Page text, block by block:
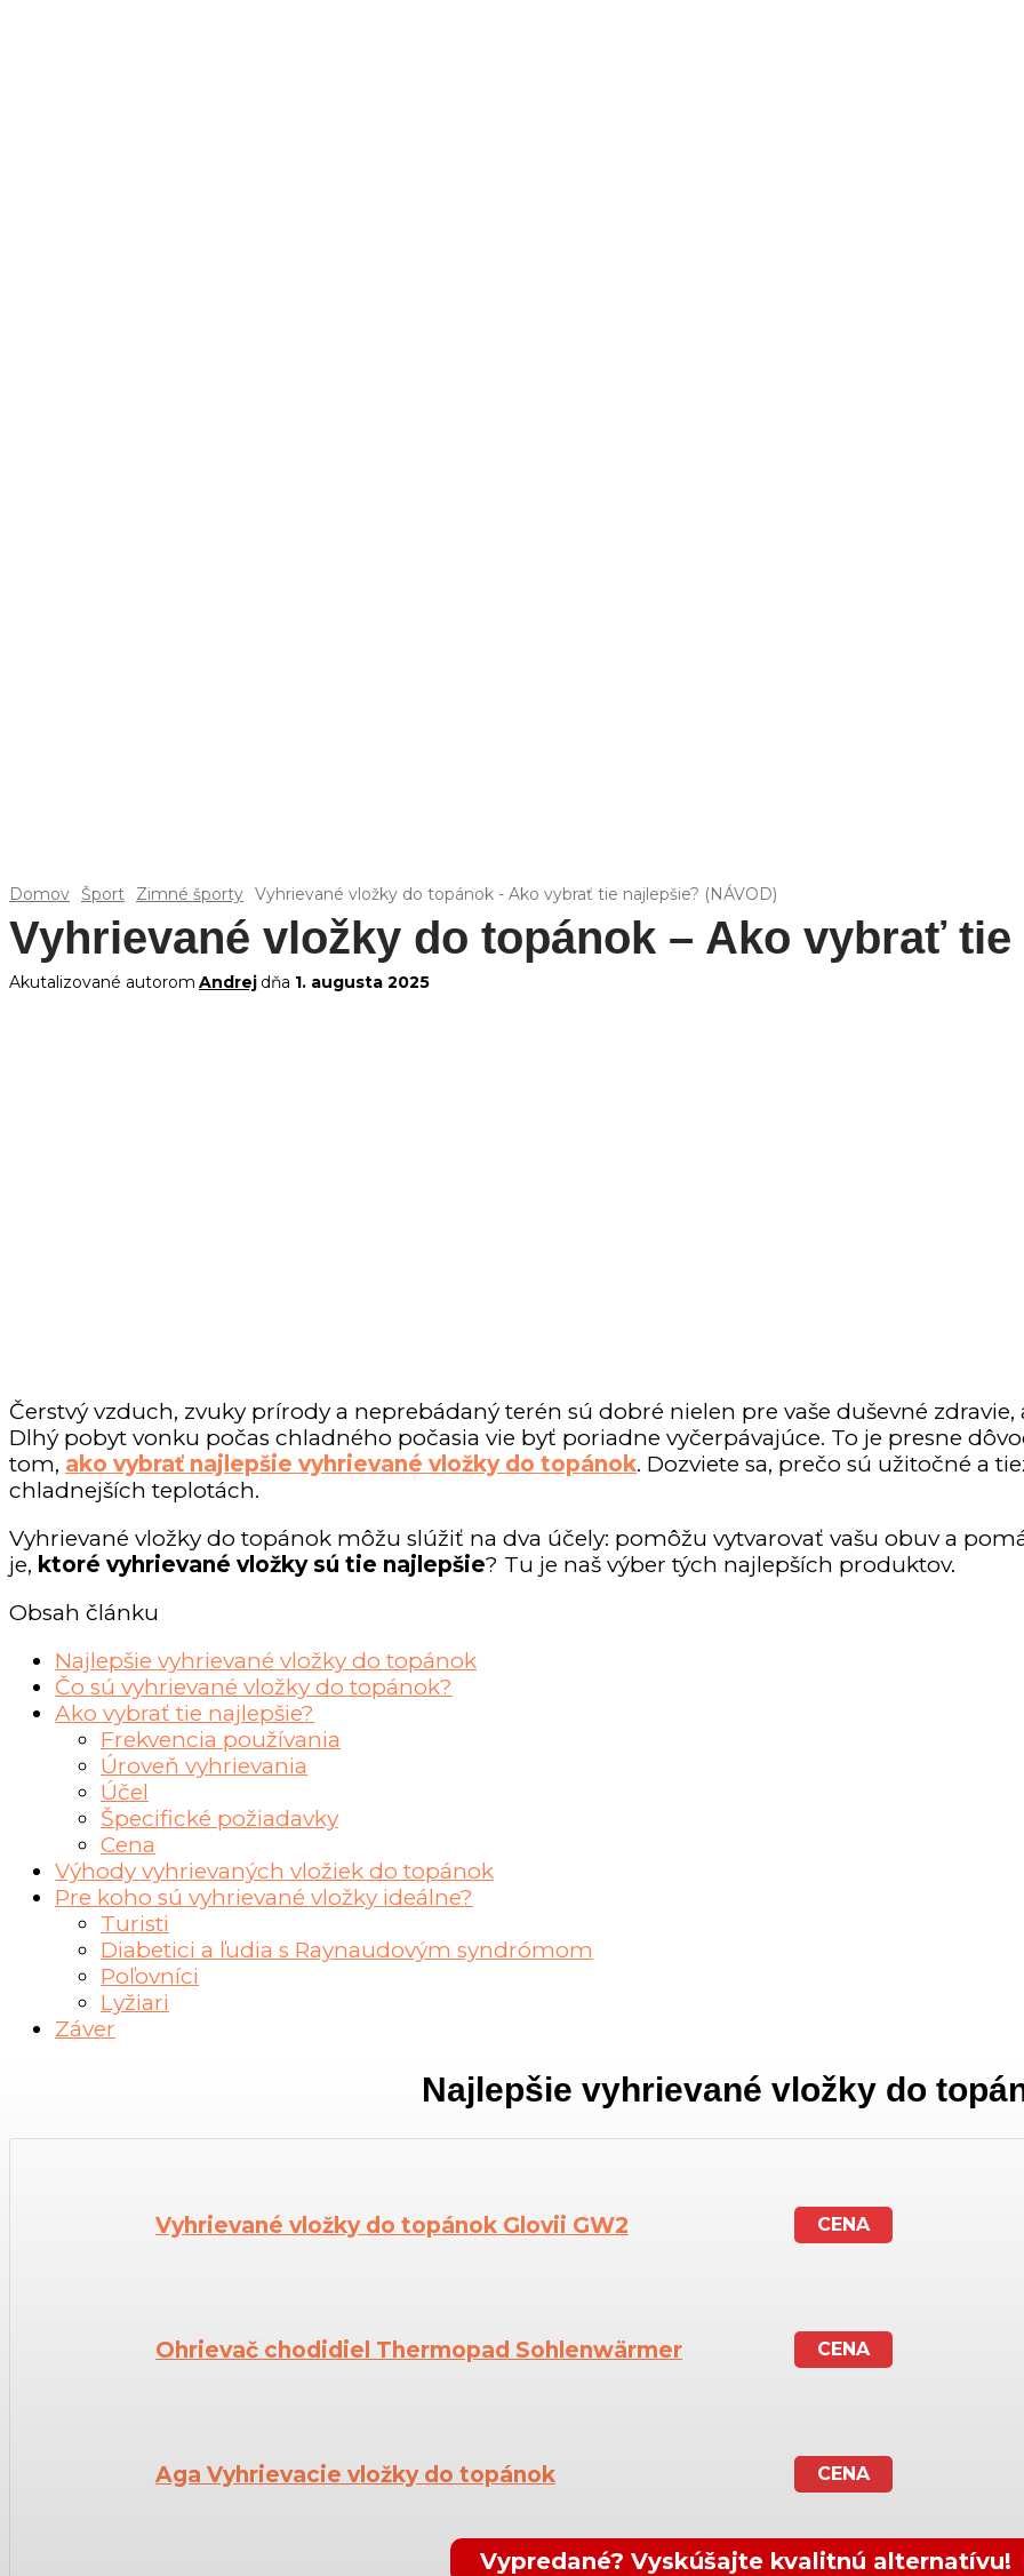
Domov Šport Zimné športy Vyhrievané vložky do topánok - Ako vybrať tie najlepšie? (NÁVOD)
Vyhrievané vložky do topánok – Ako vybrať tie
Akutalizované autorom Andrej dňa 1. augusta 2025
Čerstvý vzduch, zvuky prírody a neprebádaný terén sú dobré nielen pre vaše duševné zdravie,
Dlhý pobyt vonku počas chladného počasia vie byť poriadne vyčerpávajúce. To je presne
tom, ako vybrať najlepšie vyhrievané vložky do topánok. Dozviete sa, prečo sú užitočné a
chladnejších teplotách.
Vyhrievané vložky do topánok môžu slúžiť na dva účely: pomôžu vytvarovať vašu obuv a
je, ktoré vyhrievané vložky sú tie najlepšie? Tu je naš výber tých najlepších produktov.
Obsah článku
Najlepšie vyhrievané vložky do topánok
Čo sú vyhrievané vložky do topánok?
Ako vybrať tie najlepšie?
Frekvencia používania
Úroveň vyhrievania
Účel
Špecifické požiadavky
Cena
Výhody vyhrievaných vložiek do topánok
Pre koho sú vyhrievané vložky ideálne?
Turisti
Diabetici a ľudia s Raynaudovým syndrómom
Poľovníci
Lyžiari
Záver
Najlepšie vyhrievané vložky do
Vyhrievané vložky do topánok Glovii GW2 CENA
Ohrievač chodidiel Thermopad Sohlenwärmer CENA
Aga Vyhrievacie vložky do topánok CENA
Vypredané? Vyskúšajte kvalitnú alternatívu!